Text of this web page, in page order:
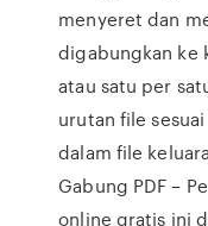
menyeret dan
digabungkan ke
atau satu per
urutan file
dalam file
Gabung PDF –
online gratis ini